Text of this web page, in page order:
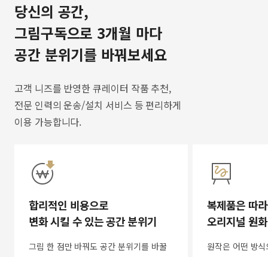
당신의 공간,
그림구독으로 3개월 마다
공간 분위기를 바꿔보세요
고객 니즈를 반영한 큐레이터 작품 추천,
전문 인력의 운송/설치 서비스 등 편리하게
이용 가능합니다.
합리적인 비용으로
변화 시킬 수 있는 공간 분위기
그림 한 점만 바꿔도 공간 분위기를 바꿀
복제품은 따
오리지널 원
원작은 어떤 방